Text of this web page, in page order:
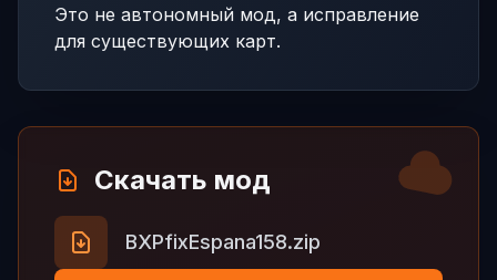
Это не автономный мод, а исправление
для существующих карт.
Скачать мод
BXPfixEspana158.zip